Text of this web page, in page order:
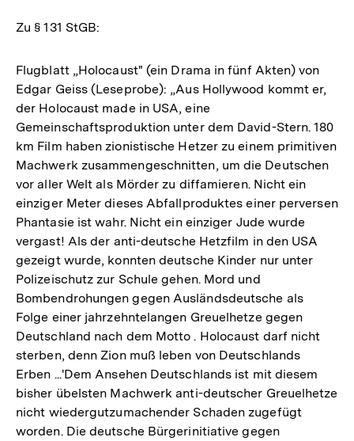
Zu § 131 StGB:
Flugblatt „Holocaust" (ein Drama in fünf Akten) von
Edgar Geiss (Leseprobe): „Aus Hollywood kommt er,
der Holocaust made in USA, eine
Gemeinschaftsproduktion unter dem David-Stern. 180
km Film haben zionistische Hetzer zu einem primitiven
Machwerk zusammengeschnitten, um die Deutschen
vor aller Welt als Mörder zu diffamieren. Nicht ein
einziger Meter dieses Abfallproduktes einer perversen
Phantasie ist wahr. Nicht ein einziger Jude wurde
vergast! Als der anti-deutsche Hetzfilm in den USA
gezeigt wurde, konnten deutsche Kinder nur unter
Polizeischutz zur Schule gehen. Mord und
Bombendrohungen gegen Ausländsdeutsche als
Folge einer jahrzehntelangen Greuelhetze gegen
Deutschland nach dem Motto . Holocaust darf nicht
sterben, denn Zion muß leben von Deutschlands
Erben ...'Dem Ansehen Deutschlands ist mit diesem
bisher übelsten Machwerk anti-deutscher Greuelhetze
nicht wiedergutzumachender Schaden zugefügt
worden. Die deutsche Bürgerinitiative gegen